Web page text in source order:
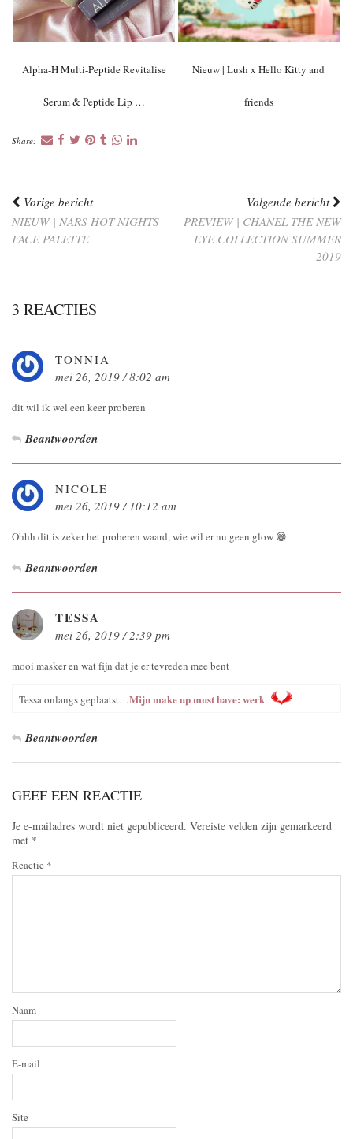
Alpha-H Multi-Peptide Revitalise
Serum & Peptide Lip …
Nieuw | Lush x Hello Kitty and
friends
Share:
Vorige bericht
NIEUW | NARS HOT NIGHTS
FACE PALETTE
Volgende bericht
PREVIEW | CHANEL THE NEW
EYE COLLECTION SUMMER
2019
3 REACTIES
TONNIA
mei 26, 2019 / 8:02 am
dit wil ik wel een keer proberen
Beantwoorden
NICOLE
mei 26, 2019 / 10:12 am
Ohhh dit is zeker het proberen waard, wie wil er nu geen glow 😁
Beantwoorden
TESSA
mei 26, 2019 / 2:39 pm
mooi masker en wat fijn dat je er tevreden mee bent
Tessa onlangs geplaatst…Mijn make up must have: werk
Beantwoorden
GEEF EEN REACTIE
Je e-mailadres wordt niet gepubliceerd. Vereiste velden zijn gemarkeerd
met *
Reactie *
Naam
E-mail
Site